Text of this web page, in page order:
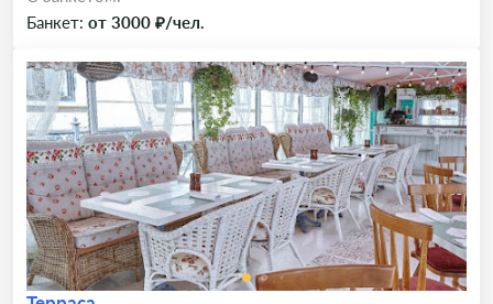
Банкет: от 3000 ₽/чел.